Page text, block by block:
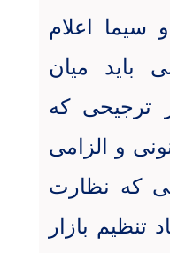
سیما اعلام
باید میان
ترجیحی که
و الزامی
که نظارت
تنظیم بازار